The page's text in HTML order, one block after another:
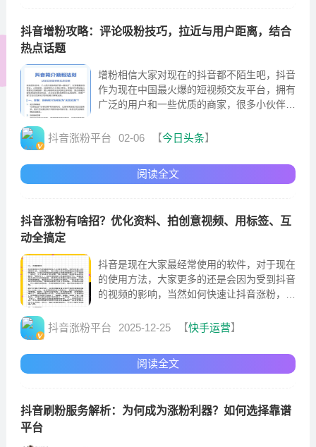
抖音增粉攻略：评论吸粉技巧，拉近与用户距离，结合
热点话题
增粉相信大家对现在的抖音都不陌生吧，抖音
作为现在中国最火爆的短视频交友平台，拥有
广泛的用户和一些优质的商家，很多小伙伴看
己的粉丝
抖音涨粉平台 02-06 【今日头条】
阅读全文
抖音涨粉有啥招？优化资料、拍创意视频、用标签、互
动全搞定
抖音是现在大家最经常使用的软件，对于现在
的使用方法，大家更多的还是会因为受到抖音
的视频的影响，当然如何快速让抖音涨粉，什
抖音涨粉平台 2025-12-25 【快手运营】
阅读全文
抖音刷粉服务解析：为何成为涨粉利器？如何选择靠谱
平台